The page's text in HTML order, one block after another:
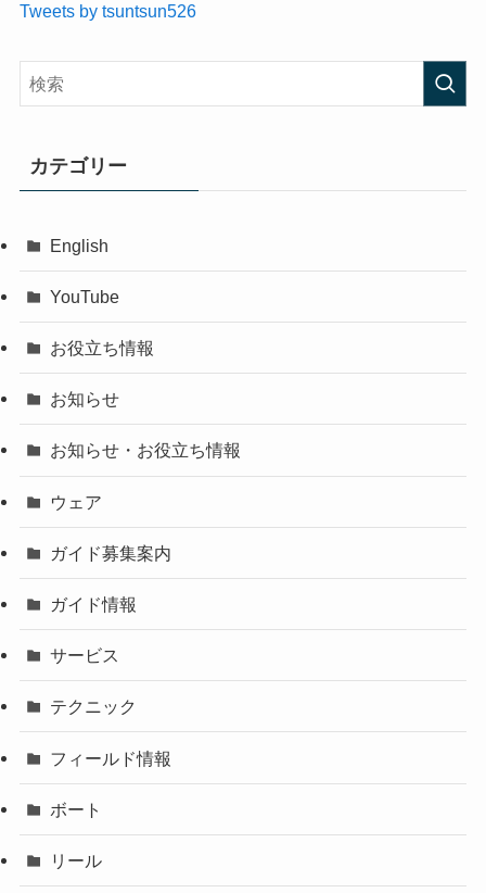
Tweets by tsuntsun526
カテゴリー
English
YouTube
お役立ち情報
お知らせ
お知らせ・お役立ち情報
ウェア
ガイド募集案内
ガイド情報
サービス
テクニック
フィールド情報
ボート
リール